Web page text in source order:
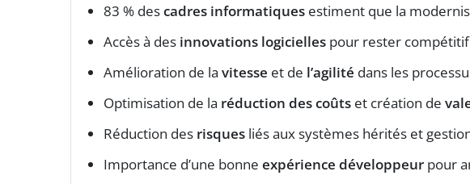
83 % descadres informatiques estiment que la
Accès à des innovations logicielles pour rester
Amélioration de la vitesse et de l’agilité dans les
Optimisation de la réduction des coûts et création de
Réduction des risques liés aux systèmes hérités et
Importance d’une bonne expérience développeur pour